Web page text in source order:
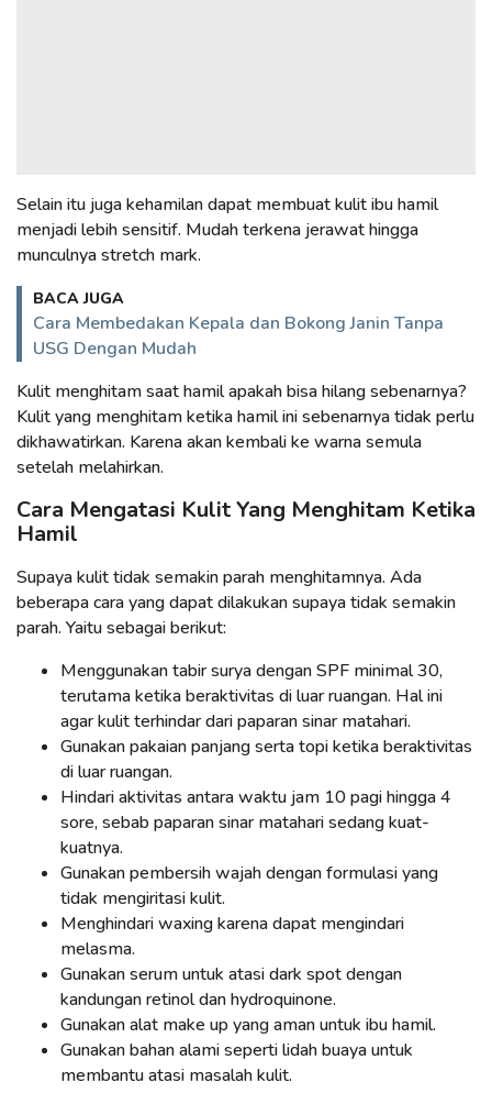
Selain itu juga kehamilan dapat membuat kulit ibu hamil
menjadi lebih sensitif. Mudah terkena jerawat hingga
munculnya stretch mark.
BACA JUGA
Cara Membedakan Kepala dan Bokong Janin Tanpa
USG Dengan Mudah
Kulit menghitam saat hamil apakah bisa hilang sebenarnya?
Kulit yang menghitam ketika hamil ini sebenarnya tidak perlu
dikhawatirkan. Karena akan kembali ke warna semula
setelah melahirkan.
Cara Mengatasi Kulit Yang Menghitam Ketika
Hamil
Supaya kulit tidak semakin parah menghitamnya. Ada
beberapa cara yang dapat dilakukan supaya tidak semakin
parah. Yaitu sebagai berikut:
Menggunakan tabir surya dengan SPF minimal 30,
terutama ketika beraktivitas di luar ruangan. Hal ini
agar kulit terhindar dari paparan sinar matahari.
Gunakan pakaian panjang serta topi ketika beraktivitas
di luar ruangan.
Hindari aktivitas antara waktu jam 10 pagi hingga 4
sore, sebab paparan sinar matahari sedang kuat-
kuatnya.
Gunakan pembersih wajah dengan formulasi yang
tidak mengiritasi kulit.
Menghindari waxing karena dapat mengindari
melasma.
Gunakan serum untuk atasi dark spot dengan
kandungan retinol dan hydroquinone.
Gunakan alat make up yang aman untuk ibu hamil.
Gunakan bahan alami seperti lidah buaya untuk
membantu atasi masalah kulit.